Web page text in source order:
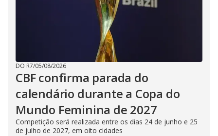
DO R7/05/08/2026
CBF confirma parada do
calendário durante a Copa do
Mundo Feminina de 2027
Competição será realizada entre os dias 24 de junho e 25
de julho de 2027, em oito cidades